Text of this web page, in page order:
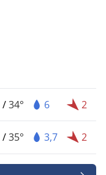
/34° 6 2
/35° 3,7 2